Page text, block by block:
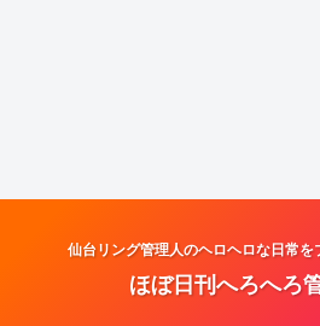
仙台リング管理人のヘロヘロな日常
ほぼ日刊へろへろ